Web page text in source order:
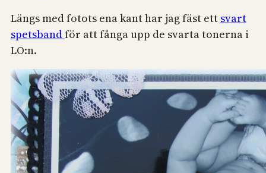
Längs med fotots ena kant har jag fäst ett svart
spetsbandför att fånga upp de svarta tonerna i
LO:n.